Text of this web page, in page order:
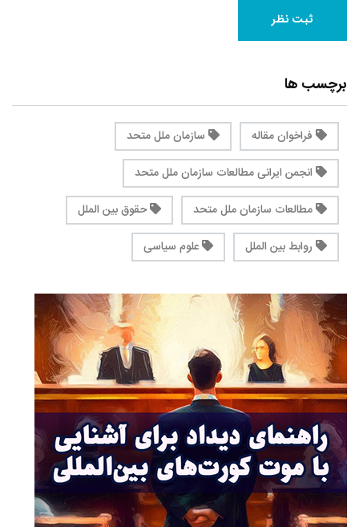
برچسب ها
فراخوان مقاله
سازمان ملل متحد
انجمن ایرانی مطالعات سازمان ملل متحد
مطالعات سازمان ملل متحد
حقوق بین الملل
روابط بین الملل
علوم سیاسی